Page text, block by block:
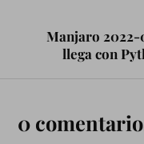
Manjaro 2022-
llega con
0